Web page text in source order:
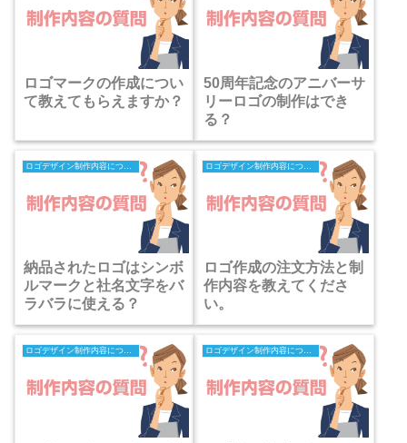
ロゴマークの作成につい
て教えてもらえますか？
50周年記念のアニバーサ
リーロゴの制作はでき
る？
納品されたロゴはシンボ
ルマークと社名文字をバ
ラバラに使える？
ロゴ作成の注文方法と制
作内容を教えてくださ
い。